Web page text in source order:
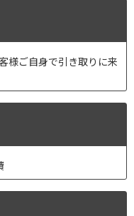
様ご自身で引き取りに来